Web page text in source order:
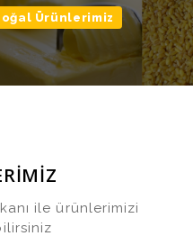
Ürünlerimiz
ile ürünlerimizi